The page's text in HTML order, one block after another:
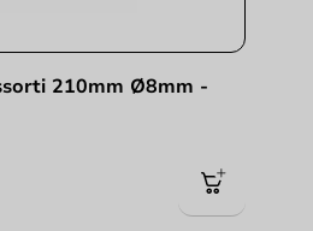
210mm Ø8mm -